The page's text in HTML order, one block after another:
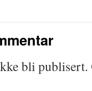
bli publisert.